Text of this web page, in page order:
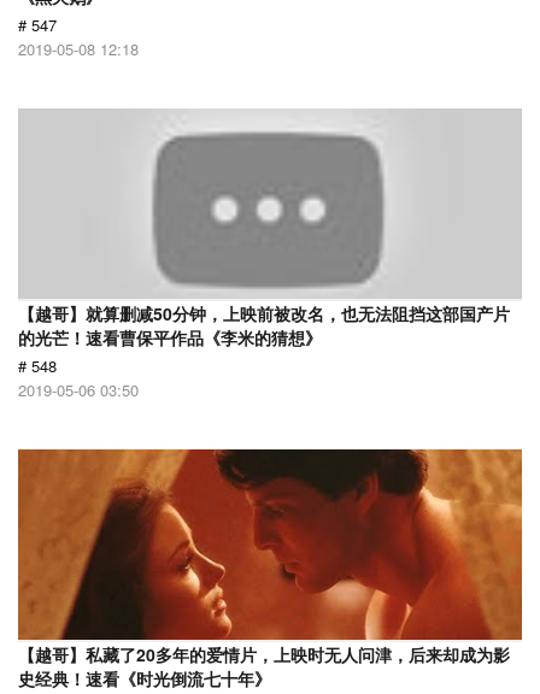
# 547
2019-05-08 12:18
【越哥】就算删减50分钟，上映前被改名，也无法阻挡这部国产片
的光芒！速看曹保平作品《李米的猜想》
# 548
2019-05-06 03:50
【越哥】私藏了20多年的爱情片，上映时无人问津，后来却成为影
史经典！速看《时光倒流七十年》